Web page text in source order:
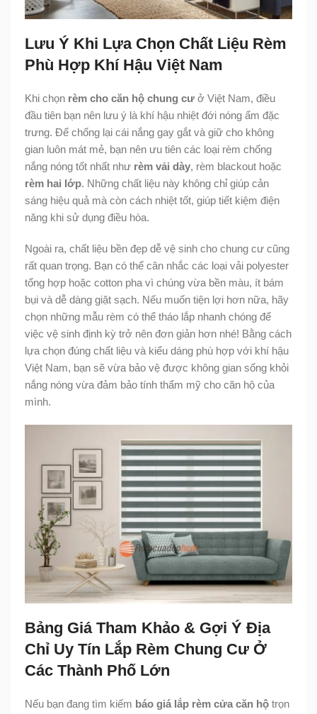
Lưu Ý Khi Lựa Chọn Chất Liệu Rèm
Phù Hợp Khí Hậu Việt Nam
Khi chọn rèm cho căn hộ chung cư ở Việt Nam, điều
đầu tiên bạn nên lưu ý là khí hậu nhiệt đới nóng ẩm đặc
trưng. Để chống lại cái nắng gay gắt và giữ cho không
gian luôn mát mẻ, bạn nên ưu tiên các loại rèm chống
nắng nóng tốt nhất như rèm vải dày, rèm blackout hoặc
rèm hai lớp. Những chất liệu này không chỉ giúp cản
sáng hiệu quả mà còn cách nhiệt tốt, giúp tiết kiệm điện
năng khi sử dụng điều hòa.
Ngoài ra, chất liệu bền đẹp dễ vệ sinh cho chung cư cũng
rất quan trọng. Bạn có thể cân nhắc các loại vải polyester
tổng hợp hoặc cotton pha vì chúng vừa bền màu, ít bám
bụi và dễ dàng giặt sạch. Nếu muốn tiện lợi hơn nữa, hãy
chọn những mẫu rèm có thể tháo lắp nhanh chóng để
việc vệ sinh định kỳ trở nên đơn giản hơn nhé! Bằng cách
lựa chọn đúng chất liệu và kiểu dáng phù hợp với khí hậu
Việt Nam, bạn sẽ vừa bảo vệ được không gian sống khỏi
nắng nóng vừa đảm bảo tính thẩm mỹ cho căn hộ của
mình.
Bảng Giá Tham Khảo & Gợi Ý Địa
Chỉ Uy Tín Lắp Rèm Chung Cư Ở
Các Thành Phố Lớn
Nếu bạn đang tìm kiếm báo giá lắp rèm cửa căn hộ trọn